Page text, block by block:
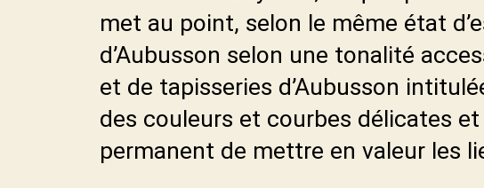
met au point, selon le même état
d’Aubusson selon une tonalité
et de tapisseries d’Aubusson
des couleurs et courbes délicates
permanent de mettre en valeur les